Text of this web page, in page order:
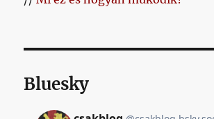
Bluesky